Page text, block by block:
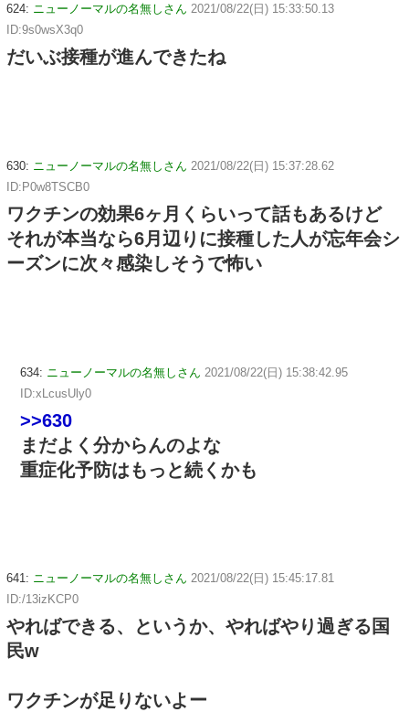
624: ニューノーマルの名無しさん 2021/08/22(日) 15:33:50.13
ID:9s0wsX3q0
だいぶ接種が進んできたね
630: ニューノーマルの名無しさん 2021/08/22(日) 15:37:28.62
ID:P0w8TSCB0
ワクチンの効果6ヶ月くらいって話もあるけど
それが本当なら6月辺りに接種した人が忘年会シ
ーズンに次々感染しそうで怖い
634: ニューノーマルの名無しさん 2021/08/22(日) 15:38:42.95
ID:xLcusUly0
>>630
まだよく分からんのよな
重症化予防はもっと続くかも
641: ニューノーマルの名無しさん 2021/08/22(日) 15:45:17.81
ID:/13izKCP0
やればできる、というか、やればやり過ぎる国
民w
ワクチンが足りないよー